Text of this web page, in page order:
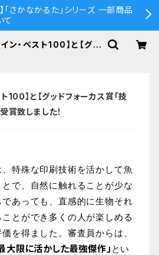
「さかなかるた」シリーズ 一部商品
て
ン・ベスト100】と【グッ
100】と【グッドフォーカス賞「技
賞致しました！
、特殊な印刷技術を活かして魚
で、自然に触れることが少な
あっても、直感的に生物それ
とができ多くの人が楽しめる
を得ました。審査員からは、
大限に活かした最強傑作」 とい